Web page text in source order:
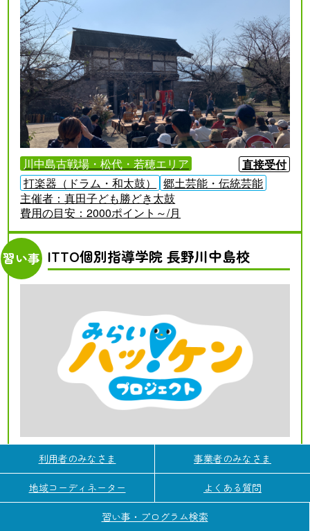
川中島古戦場・松代・若穂エリア
直接受付
打楽器（ドラム・和太鼓）
郷土芸能・伝統芸能
主催者：真田子ども勝どき太鼓
費用の目安：2000ポイント～/月
習い事 ITTO個別指導学院 長野川中島校
川中島古戦場・松代・若穂エリア
直接受付
国語 数学（算数） 英語 社会 理科
主催者：ITTO個別指導学院 長野川中島校
費用の目安：10,000円～ポイント～/月
利用者のみなさま 事業者のみなさま
地域コーディネーター よくある質問
習い事・プログラム検索